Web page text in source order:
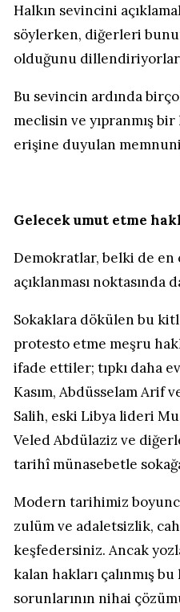
Halkın sevincini
söylerken, diğerleri
olduğunu
Bu sevincin ardında
meclisin ve yıpranmış
erişine duyulan
Gelecek umut etme
Demokratlar, belki de
açıklanması
Sokaklara dökülen bu
protesto etme meşru
ifade ettiler; tıpkı daha
Kasım, Abdüsselam Arif
Salih, eski Libya lideri
Veled Abdülaziz ve
tarihî münasebetle
Modern tarihimiz
zulüm ve adaletsizlik,
keşfedersiniz. Ancak
kalan hakları çalınmış
sorunlarının nihai